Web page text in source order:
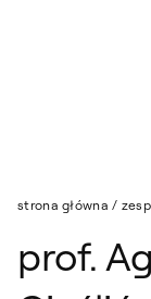
strona główna /
prof.